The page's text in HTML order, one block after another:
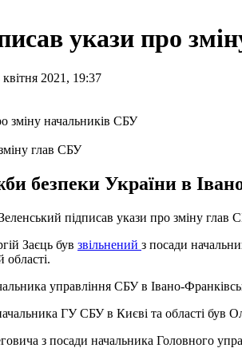
укази про
2021, 19:37
глав СБУ
безпеки України в
підписав укази про зміну глав
Заєць був звільнений з посади
області.
управління СБУ в Івано-
ГУ СБУ в Києві та області був
з посади начальника Головного